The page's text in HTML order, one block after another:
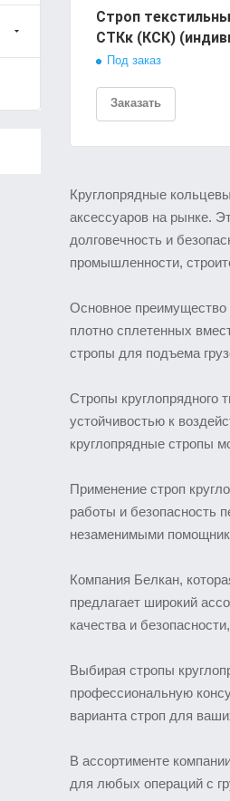
Строп
СТКк (КСК)
Под заказ
Заказать
Круглопрядные
аксессуаров на рынке.
долговечность и
промышленности,
Основное преимущество
плотно сплетенных
стропы для подъема
Стропы круглопрядного
устойчивостью к
круглопрядные стропы
Применение строп
работы и безопасность
незаменимыми
Компания Белкан,
предлагает широкий
качества и
Выбирая стропы
профессиональную
варианта строп для
В ассортименте
для любых операций с